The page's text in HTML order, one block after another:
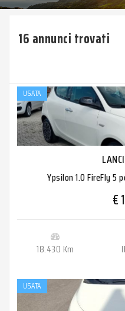
16 annunci trovati
USATA
Ypsilon 1.0 FireFly 5
€
18.430 Km
USATA